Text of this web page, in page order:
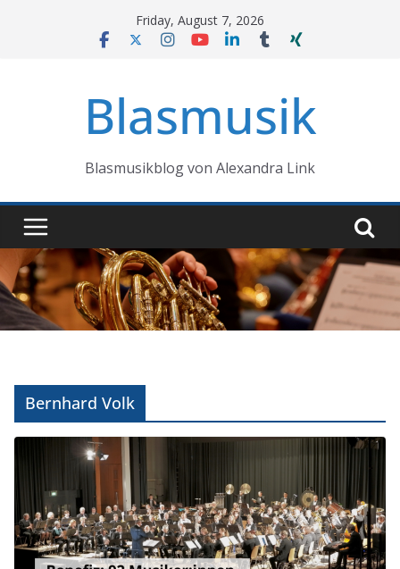
Friday, August 7, 2026
Blasmusik
Blasmusikblog von Alexandra Link
Bernhard Volk